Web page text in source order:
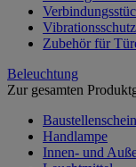
Vibrationsschutz
Zubehör für
Beleuchtung
Zur gesamten
Handlampe
Innen- und